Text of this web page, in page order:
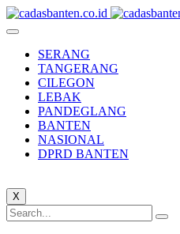
SERANG
TANGERANG
CILEGON
LEBAK
PANDEGLANG
BANTEN
NASIONAL
DPRD BANTEN
X